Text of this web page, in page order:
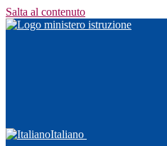
Salta al contenuto
Italiano